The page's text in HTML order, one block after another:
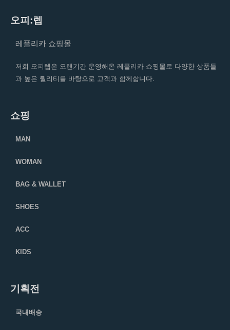
오피:렙
레플리카 쇼핑몰
저희 오피렙은 오랜기간 운영해온 레플리카 쇼핑몰로 다양한 상품들
과 높은 퀄리티를 바탕으로 고객과 함께합니다.
쇼핑
MAN
WOMAN
BAG & WALLET
SHOES
ACC
KIDS
기획전
국내배송